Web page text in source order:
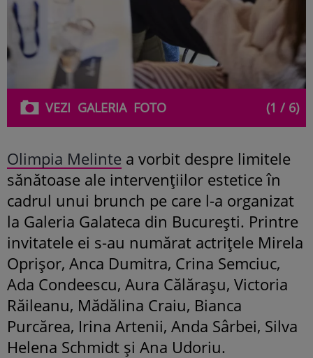
VEZI GALERIAFOTO (1 / 6)
Olimpia Melinte a vorbit despre limitele
sănătoase ale intervențiilor estetice în
cadrul unui brunch pe care l-a organizat
la Galeria Galateca din București. Printre
invitatele ei s-au numărat actrițele Mirela
Oprișor, Anca Dumitra, Crina Semciuc,
Ada Condeescu, Aura Călărașu, Victoria
Răileanu, Mădălina Craiu, Bianca
Purcărea, Irina Artenii, Anda Sârbei, Silva
Helena Schmidt și Ana Udoriu.